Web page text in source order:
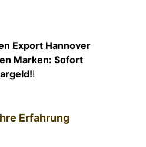
Export Hannover
Marken: Sofort
!
Erfahrung